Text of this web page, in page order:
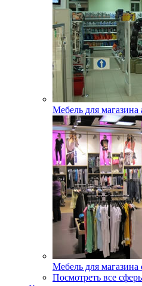
Мебель для магазина
Мебель для
Посмотреть все